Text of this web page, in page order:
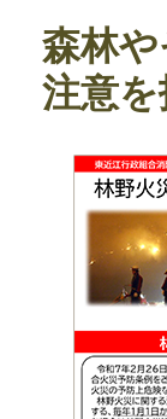
森林
注意